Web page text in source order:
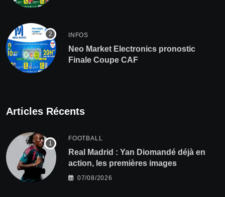
INFOS
Neo Market Electronics pronostic
Finale Coupe CAF
Articles Récents
FOOTBALL
Real Madrid : Yan Diomandé déjà en
action, les premières images
07/08/2026